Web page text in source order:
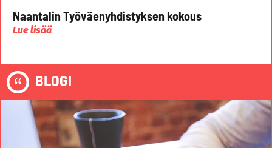
Naantalin Työväenyhdistyksen kokous
Lue lisää
BLOGI